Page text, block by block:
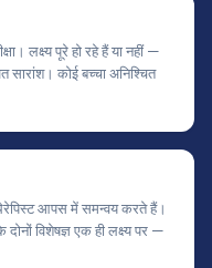
लक्ष्य पूरे हो रहे हैं या नहीं —
सारांश। कोई बच्चा अनिश्चित
आपस में समन्वय करते हैं।
दोनों विशेषज्ञ एक ही लक्ष्य पर —